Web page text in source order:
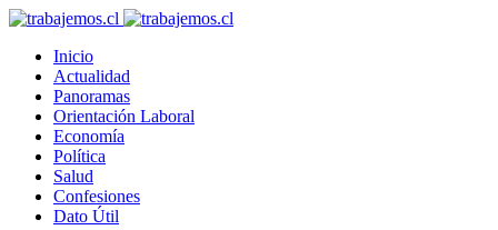
Inicio
Actualidad
Panoramas
Orientación Laboral
Economía
Política
Salud
Confesiones
Dato Útil